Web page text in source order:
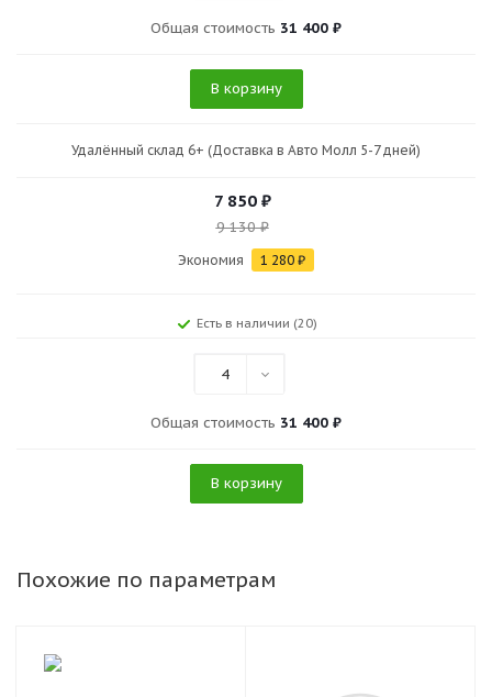
Общая стоимость 31 400 ₽
В корзину
Удалённый склад 6+ (Доставка в Авто Молл 5-7 дней)
7 850₽
9 130₽
Экономия 1 280 ₽
Есть в наличии (20)
4
Общая стоимость 31 400 ₽
В корзину
Похожие по параметрам